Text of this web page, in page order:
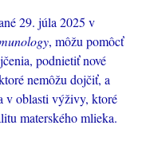
29. júla 2025 v
, môžu pomôcť
podnietiť nové
nemôžu dojčiť, a
v oblasti výživy, ktoré
materského mlieka.